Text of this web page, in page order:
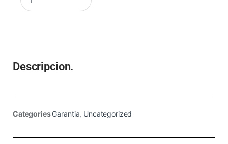
Descripcion.
CategoriesGarantia, Uncategorized